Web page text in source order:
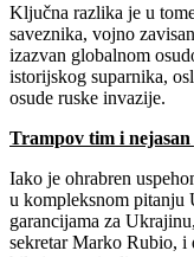
Ključna razlika je u
saveznika, vojno
izazvan globalnom
istorijskog suparnika,
osude ruske invazije.
Trampov tim i nejasan
Iako je ohrabren
u kompleksnom pitanju
garancijama za
sekretar Marko Rubio, i